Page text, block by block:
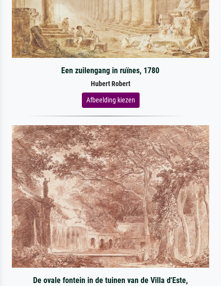
Een zuilengang in ruïnes, 1780
Hubert Robert
Afbeelding kiezen
De ovale fontein in de tuinen van de Villa d'Este,